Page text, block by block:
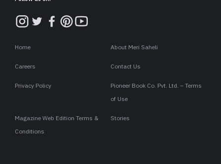
Home About Meri Saheli
Careers Contact Us
Privacy Policy
Pioneer Book Co. Pvt. Ltd. – Terms
of Use
Magazine Web Edition Terms &
Conditions
Stories